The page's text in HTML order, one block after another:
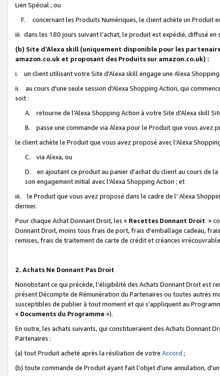
Lien Spécial ; ou
F. concernant les Produits Numériques, le client achète un Produit
iii. dans les 180 jours suivant l'achat, le produit est expédié, diffusé
(b) Site d'Alexa skill (uniquement disponible pour les
amazon.co.uk et proposant des Produits sur amazon.co.uk) :
i. un client utilisant votre Site d'Alexa skill engage une Alexa
ii. au cours d'une seule session d'Alexa Shopping Action, qui
soit :
A. retourne de l'Alexa Shopping Action à votre Site d'Alexa skill
B. passe une commande via Alexa pour le Produit que vous avez
le client achète le Produit que vous avez proposé avec l'Alexa
C. via Alexa, ou
D. en ajoutant ce produit au panier d'achat du client au cours de
son engagement initial avec l'Alexa Shopping Action ; et
iii. le Produit que vous avez proposé dans le cadre de l' Alexa
dernier.
Pour chaque Achat Donnant Droit, les « Recettes Donnant Droit »
Donnant Droit, moins tous frais de port, frais d'emballage cadeau,
remises, frais de traitement de carte de crédit et créances
2. Achats Ne Donnant Pas Droit
Nonobstant ce qui précède, l'éligibilité des Achats Donnant Droit est
présent Décompte de Rémunération du Partenaires ou toutes autres
susceptibles de publier à tout moment et qui s'appliquent au
« Documents du Programme »).
En outre, les achats suivants, qui constitueraient des Achats Donnant
Partenaires :
(a) tout Produit acheté après la résiliation de votre Accord ;
(b) toute commande de Produit ayant fait l'objet d'une annulation,